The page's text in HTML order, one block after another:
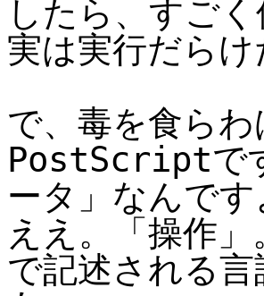
したら、すご
実は実行だら
で、毒を食ら
PostScriptで
ータ」なんです
ええ。「操作
で記述される